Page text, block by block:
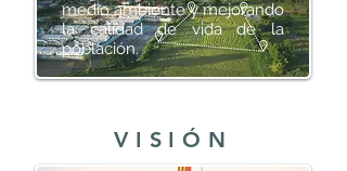
medio ambiente y mejorando
la calidad de vida de la
población.
VISIÓN